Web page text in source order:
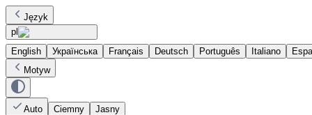
Język
pl
English
Українська Français Deutsch Português Italiano
Motyw
Auto Ciemny Jasny